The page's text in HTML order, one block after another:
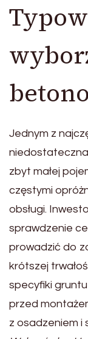
Jednym z
niedostateczna
zbyt małej
częstymi
obsługi.
sprawdzenie
prowadzić do
krótszej
specyfiki
przed
z osadzeniem i